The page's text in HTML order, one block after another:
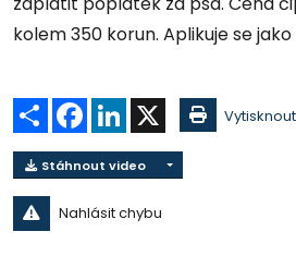
kolem 350 korun. Aplikuje se
Sdílet Facebook
LinkedIn
Stáhnout video
Nahlásit chybu